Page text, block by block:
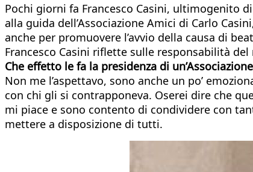
Pochi giorni fa Francesco Casini, ultimogenito
alla guida dell’Associazione Amici di Carlo
anche per promuovere l’avvio della causa di
Francesco Casini riflette sulle responsabilità
Che effetto le fa la presidenza di
Non me l’aspettavo, sono anche un po’
con chi gli si contrapponeva. Oserei dire che
mi piace e sono contento di condividere con
mettere a disposizione di tutti.